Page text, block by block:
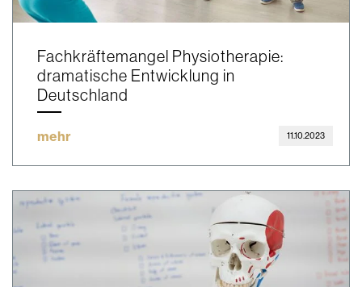
Fachkräftemangel Physiotherapie:
dramatische Entwicklung in
Deutschland
mehr 11.10.2023